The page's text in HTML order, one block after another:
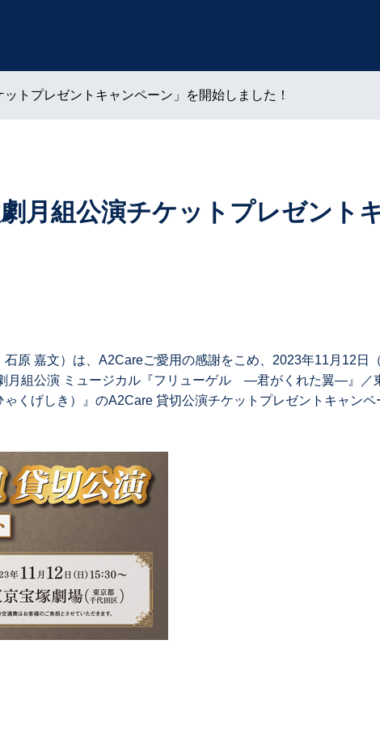
トプレゼントキャンペーン」を開始しました！
月組公演チケットプレゼント
原 嘉文）は、A2Careご愛用の感謝をこめ、2023年11月12日
⽉組公演 ミュージカル『フリューゲル ―君がくれた翼―』／
くげしき）』のA2Care 貸切公演チケットプレゼントキャン